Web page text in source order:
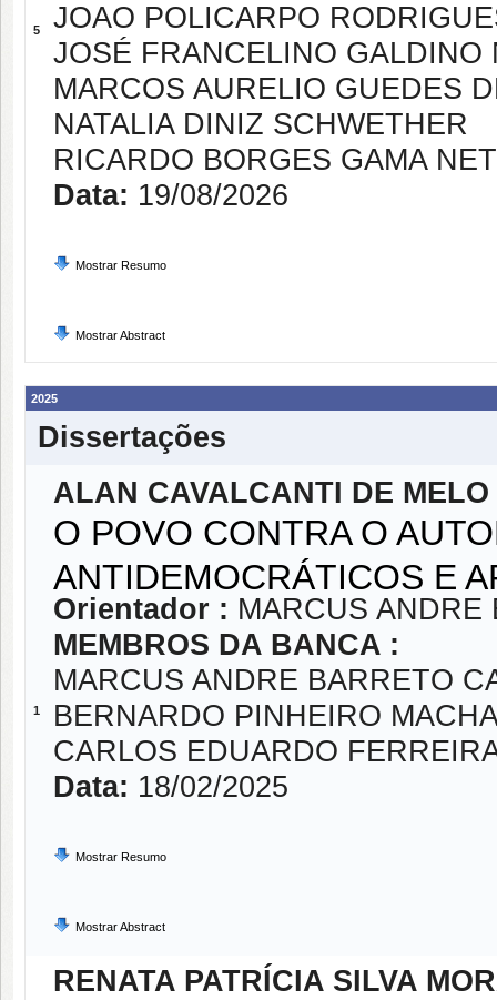
5
JOAO POLICARPO
JOSÉ FRANCELINO GALDINO
MARCOS AURELIO GUEDES
NATALIA DINIZ SCHWETHER
RICARDO BORGES GAMA
Data: 19/08/2026
Mostrar Resumo
Mostrar Abstract
2025
Dissertações
1
ALAN CAVALCANTI DE MELO
O POVO CONTRA O
ANTIDEMOCRÁTICOS E
Orientador : MARCUS ANDRE
MEMBROS DA BANCA :
MARCUS ANDRE BARRETO
BERNARDO PINHEIRO
CARLOS EDUARDO
Data: 18/02/2025
Mostrar Resumo
Mostrar Abstract
RENATA PATRÍCIA SILVA